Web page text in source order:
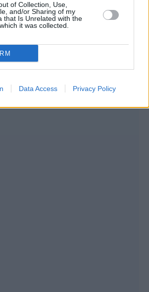
of Collection, Use,
and/or Sharing of my
that Is Unrelated with the
it was collected.
Data Access Privacy Policy